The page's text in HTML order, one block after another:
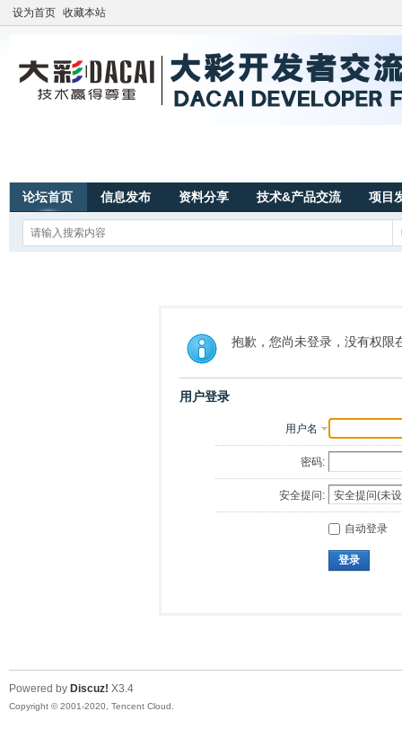
设为首页 收藏本站
论坛首页 信息发布 资料分享 技术&产品交流 项目
抱歉，您尚未登录，没有权限
用户登录
用户名
密码:
安全提问:
自动登录
登录
Powered by Discuz! X3.4
Copyright © 2001-2020, Tencent Cloud.